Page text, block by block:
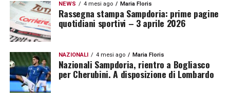
NEWS 4 mesi ago Maria Floris
Rassegna stampa Sampdoria: prime pagine
quotidiani sportivi – 3 aprile 2026
NAZIONALI 4 mesi ago Maria Floris
Nazionali Sampdoria, rientro a Bogliasco
per Cherubini. A disposizione di Lombardo